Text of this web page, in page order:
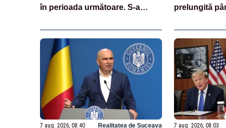
în perioada următoare. S-a
unor discursuri iresponsabile în
spaţiul public”
prelungită
7 aug. 2026, 08:40 Realitatea de Suceava 7 aug. 2026, 08:03